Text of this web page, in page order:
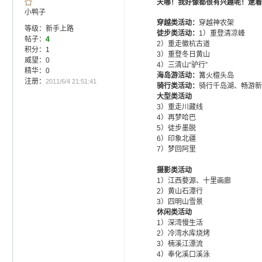
小鸭子
等级：新手上路
帖子： 4
积分：1
威望：0
精华：0
注册：
2011/6/4 21:51:41
天哪！我好像都很有兴趣呢！逮着
穿越类活动： 穿越神农架
徒步类活动： 1）重登清凉峰
2）重走徽杭古道
3）重登冬日黄山
4）三清山“驴行”
海岛游活动： 篝火檀头岛
骑行类活动： 骑行千岛湖、畅游
大型类活动
3）重走川藏线
4）再梦哈巴
5）徒步墨脱
6）印象北疆
7）梦回阿里
摄影类活动
1）江西婺源、十里画廊
2）黄山石潭行
3）四明山雪景
休闲类活动
1）深湾慢生活
2）冷湾水库烧烤
3）楠溪江漂流
4）奉化溪口溪泳